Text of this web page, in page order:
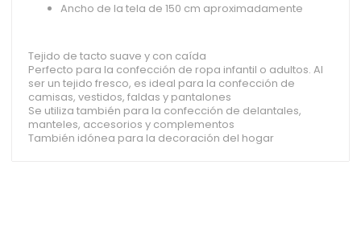
Ancho de la tela de 150 cm aproximadamente
Tejido de tacto suave y con caída
Perfecto para la confección de ropa infantil o adultos. Al
ser un tejido fresco, es ideal para la confección de
camisas, vestidos, faldas y pantalones
Se utiliza también para la confección de delantales,
manteles, accesorios y complementos
También idónea para la decoración del hogar